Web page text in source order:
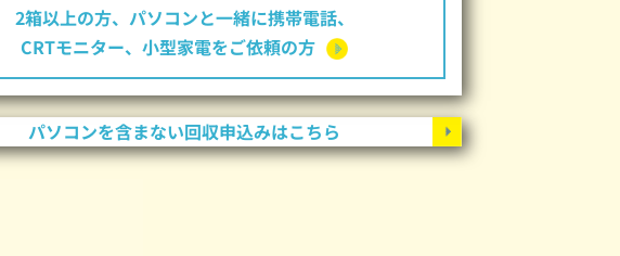
2箱以上の方、パソコンと一緒に携帯電話、
CRTモニター、小型家電をご依頼の方
パソコンを含まない回収申込みはこちら